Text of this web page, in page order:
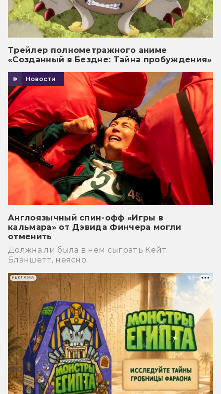
Трейлер полнометражного аниме
«Созданный в Бездне: Тайна пробуждения»
Новости
Англоязычный спин-офф «Игры в
кальмара» от Дэвида Финчера могли
отменить
Должна ли была в нем сыграть Кейт
Бланшетт, неясно.
РЕКЛАМА